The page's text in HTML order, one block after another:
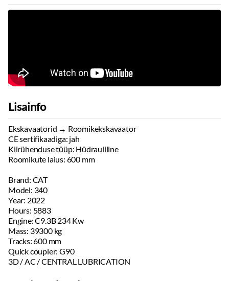
Lisainfo
Ekskavaatorid → Roomikekskavaator
CE sertifikaadiga: jah
Kiirühenduse tüüp: Hüdrauliline
Roomikute laius: 600 mm
Brand: CAT
Model: 340
Year: 2022
Hours: 5883
Engine: C9.3B 234 Kw
Mass: 39300 kg
Tracks: 600 mm
Quick coupler: G90
3D / AC / CENTRAL LUBRICATION